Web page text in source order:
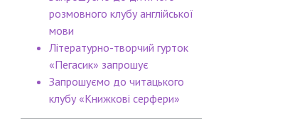
розмовного клубу англійської
мови
Літературно-творчий гурток
«Пегасик» запрошує
Запрошуємо до читацького
клубу «Книжкові серфери»